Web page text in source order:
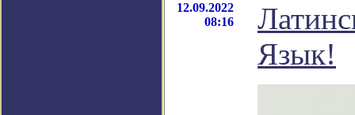
12.09.2022
08:16
Язык!